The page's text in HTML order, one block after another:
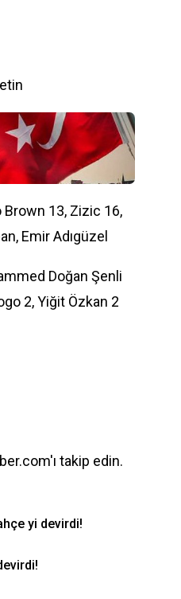
Brown 13, Zizic 16,
Emir Adıgüzel
Doğan Şenli
2, Yiğit Özkan 2
takip edin.
yi devirdi!